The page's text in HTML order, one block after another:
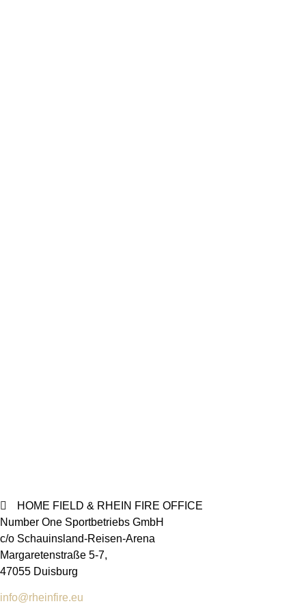
HOME FIELD & RHEIN FIRE OFFICE
Number One Sportbetriebs GmbH
c/o Schauinsland-Reisen-Arena
Margaretenstraße 5-7,
47055 Duisburg
info@rheinfire.eu